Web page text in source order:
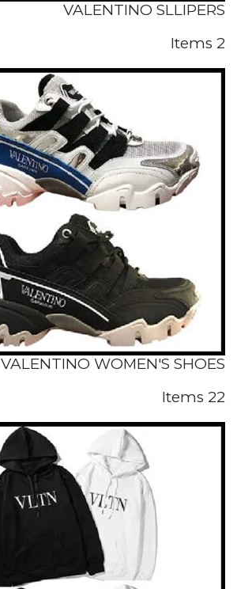
VALENTINO SLLIPERS
2 Items
VALENTINO WOMEN'S SHOES
22 Items